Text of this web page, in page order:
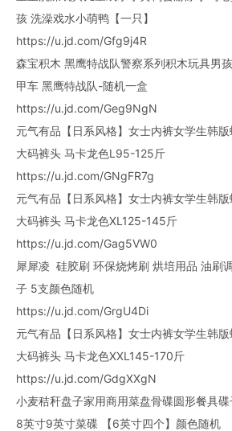
孩 洗澡戏水小萌鸭【一只】
https://u.jd.com/Gfg9j4R
森宝积木 黑鹰特战队警察系列积木玩具男
甲车 黑鹰特战队-随机一盒
https://u.jd.com/Geg9NgN
元气有品【日系风格】女士内裤女学生韩
大码裤头 马卡龙色L95-125斤
https://u.jd.com/GNgFR7g
元气有品【日系风格】女士内裤女学生韩
大码裤头 马卡龙色XL125-145斤
https://u.jd.com/Gag5VW0
犀犀凌 硅胶刷 环保烧烤刷 烘培用品 油刷
子 5支颜色随机
https://u.jd.com/GrgU4Di
元气有品【日系风格】女士内裤女学生韩
大码裤头 马卡龙色XXL145-170斤
https://u.jd.com/GdgXXgN
小麦秸秆盘子家用商用菜盘骨碟圆形餐具
8英寸9英寸菜碟 【6英寸四个】颜色随机